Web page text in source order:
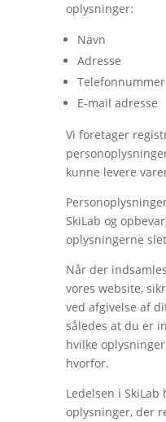
oplysninger:
Navn
Adresse
Telefonnummer
E-mail adresse
Vi foretager
kunne levere
SkiLab og
oplysningerne
Når der
vores website,
ved afgivelse af
således at du er
hvilke
hvorfor.
Ledelsen i
oplysninger, der